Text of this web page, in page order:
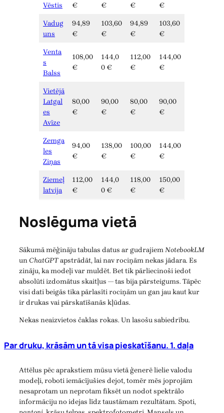
Vēstis
€
€
€
€
Vadug
uns
94,89
€
103,60
€
94,89
€
103,60
€
Venta
s
Balss
108,00
€
144,0
0 €
112,00
€
144,00
€
Vietējā
Latgal
es
Avīze
80,00
€
90,00
€
80,00
€
90,00
€
Zemga
les
Ziņas
94,00
€
138,00
€
100,00
€
144,00
€
Ziemeļ
latvija
112,00
€
144,0
0 €
118,00
€
150,00
€
Noslēguma vietā
Sākumā mēģināju tabulas datus ar gudrajiemNotebookLM
un ChatGPTapstrādāt, lai nav rociņām nekas jādara. Es
zināju, ka modeļi var muldēt. Bet tik pārliecinoši iedot
absolūti izdomātus skaitļus — tas bija pārsteigums. Tāpēc
visi dati beigās tika pārlasīti rociņām un gan jau kaut kur
ir drukas vai pārskatīšanās kļūdas.
Nekas neaizvietos čaklas rokas. Un lasošu sabiedrību.
Par druku, krāsām un tā visa pieskatīšanu. 1. daļa
Attēlus pēc aprakstiem mūsu vietā ģenerē lielie valodu
modeļi, roboti iemācījušies dejot, tomēr mēs joprojām
nesaprotam un neprotam fiksēt un nodot spektrālo
informāciju no idejas līdz taustāmam rezultātam. Spoti,